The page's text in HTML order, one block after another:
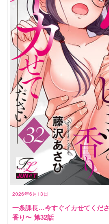
2026年6月13日
一条課長…今すぐイカせてくだ
香り〜 第32話